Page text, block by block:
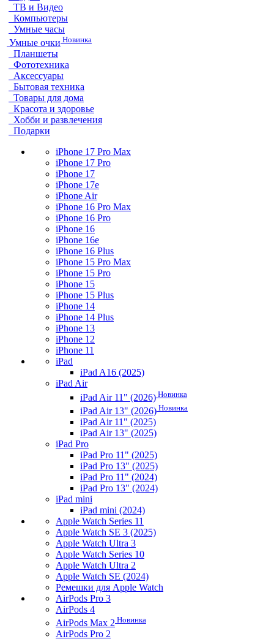
ТВ и Видео
Компьютеры
Умные часы
Умные очки Новинка
Планшеты
Фототехника
Аксессуары
Бытовая техника
Товары для дома
Красота и здоровье
Хобби и развлечения
Подарки
iPhone 17 Pro Max
iPhone 17 Pro
iPhone 17
iPhone 17e
iPhone Air
iPhone 16 Pro Max
iPhone 16 Pro
iPhone 16
iPhone 16e
iPhone 16 Plus
iPhone 15 Pro Max
iPhone 15 Pro
iPhone 15
iPhone 15 Plus
iPhone 14
iPhone 14 Plus
iPhone 13
iPhone 12
iPhone 11
iPad
iPad A16 (2025)
iPad Air
iPad Air 11" (2026) Новинка
iPad Air 13" (2026) Новинка
iPad Air 11" (2025)
iPad Air 13" (2025)
iPad Pro
iPad Pro 11" (2025)
iPad Pro 13" (2025)
iPad Pro 11" (2024)
iPad Pro 13" (2024)
iPad mini
iPad mini (2024)
Apple Watch Series 11
Apple Watch SE 3 (2025)
Apple Watch Ultra 3
Apple Watch Series 10
Apple Watch Ultra 2
Apple Watch SE (2024)
Ремешки для Apple Watch
AirPods Pro 3
AirPods 4
AirPods Max 2 Новинка
AirPods Pro 2